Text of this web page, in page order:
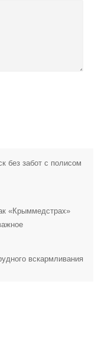
без забот с полисом
«Крыммедстрах»
вскармливания